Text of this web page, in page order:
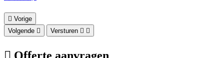
Vorige
Volgende
Versturen
Offerte aanvragen